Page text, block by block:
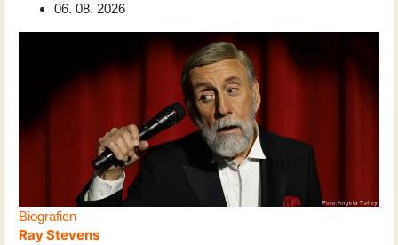
06. 08. 2026
Biografien
Ray Stevens